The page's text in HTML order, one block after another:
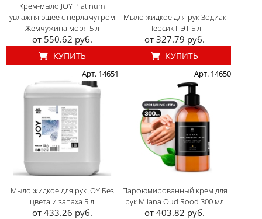
Крем-мыло JOY Platinum
увлажняющее с перламутром
Жемчужина моря 5 л
от 550.62 руб.
КУПИТЬ
Мыло жидкое для рук Зодиак
Персик ПЭТ 5 л
от 327.79 руб.
КУПИТЬ
Арт. 14651
Мыло жидкое для рук JOY Без
цвета и запаха 5 л
от 433.26 руб.
Арт. 14650
Парфюмированный крем для
рук Milana Oud Rood 300 мл
от 403.82 руб.